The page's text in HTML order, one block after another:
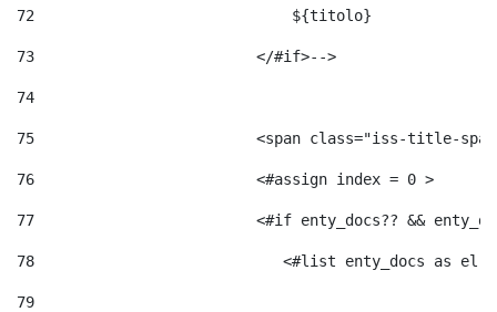
72
                             ${titolo}
73
                         </#if>-->
74
75
<span class="iss-title-
76
                         <#assign index = 0 >
77
<#if enty_docs?? &&
78
<#list enty_docs as el
79